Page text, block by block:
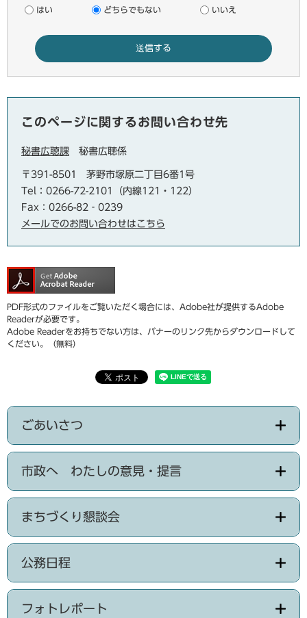
はい どちらでもない いいえ
このページに関するお問い合わせ先
秘書広聴課 秘書広聴係
〒391-8501
茅野市塚原二丁目6番1号
Tel：0266-72-2101（内線121・122）
Fax：0266-82‐0239
メールでのお問い合わせはこちら
PDF形式のファイルをご覧いただく場合には、Adobe社が提供するAdobe
Readerが必要です。
Adobe Readerをお持ちでない方は、バナーのリンク先からダウンロードして
ください。（無料）
ごあいさつ
市政へ わたしの意見・提言
まちづくり懇談会
公務日程
フォトレポート